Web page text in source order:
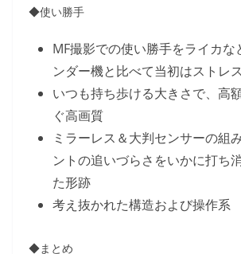
◆使い勝手
MF撮影での使い勝手をライカな
ンダー機と比べて当初はストレ
いつも持ち歩ける大きさで、高
ぐ高画質
ミラーレス＆大判センサーの組
ントの追いづらさをいかに打ち
た形跡
考え抜かれた構造および操作系
◆まとめ